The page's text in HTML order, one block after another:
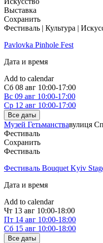
Выставка
Сохранить
Фестиваль | Культура |
Pavlovka Pinhole Fest
Дата и время
Add to calendar
Сб 08 авг 10:00-17:00
Вс 09 авг 10:00-17:00
Ср 12 авг 10:00-17:00
Все даты
Музей Гетьманствавулиця
Фестиваль
Сохранить
Фестиваль
Фестиваль Bouquet Kyiv
Дата и время
Add to calendar
Чт 13 авг 10:00-18:00
Пт 14 авг 10:00-18:00
Сб 15 авг 10:00-18:00
Все даты